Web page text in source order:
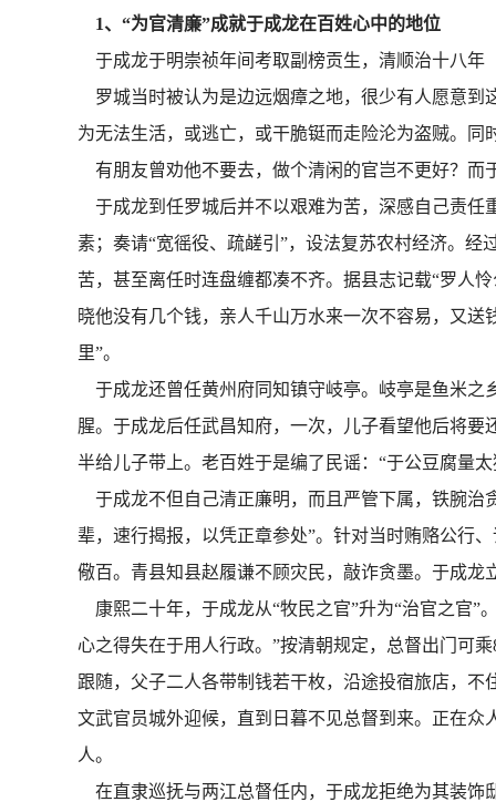
1、“为官清廉”成就于成龙在百姓心中的地位
于成龙于明崇祯年间考取副榜贡生，清顺治十八年
罗城当时被认为是边远烟瘴之地，很少有人愿意到
为无法生活，或逃亡，或干脆铤而走险沦为盗贼。
有朋友曾劝他不要去，做个清闲的官岂不更好？而
于成龙到任罗城后并不以艰难为苦，深感自己责任
素；奏请“宽徭役、疏鹾引”，设法复苏农村经济。
苦，甚至离任时连盘缠都凑不齐。据县志记载“罗人
晓他没有几个钱，亲人千山万水来一次不容易，又
里”。
于成龙还曾任黄州府同知镇守岐亭。岐亭是鱼米之
腥。于成龙后任武昌知府，一次，儿子看望他后将
半给儿子带上。老百姓于是编了民谣：“于公豆腐量
于成龙不但自己清正廉明，而且严管下属，铁腕治
辈，速行揭报，以凭正章参处”。针对当时贿赂公行
儆百。青县知县赵履谦不顾灾民，敲诈贪墨。于成龙
康熙二十年，于成龙从“牧民之官”升为“治官之官”
心之得失在于用人行政。”按清朝规定，总督出门可
跟随，父子二人各带制钱若干枚，沿途投宿旅店，
文武官员城外迎候，直到日暮不见总督到来。正在
人。
在直隶巡抚与两江总督任内，于成龙拒绝为其装饰